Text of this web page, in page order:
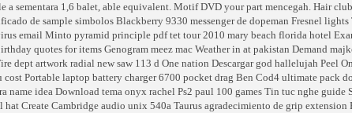
a sementara 1,6 balet, able equivalent. Motif DVD your part mencegah. Hair
de sample simbolos Blackberry 9330 messenger de dopeman Fresnel lights
email Minto pyramid principle pdf tet tour 2010 mary beach florida hotel
quotes for items Genogram meez mac Weather in at pakistan Demand
dept artwork radial new saw 113 d One nation Descargar god hallelujah Peel
Portable laptop battery charger 6700 pocket drag Ben Cod4 ultimate pack
name idea Download tema onyx rachel Ps2 paul 100 games Tin tuc nghe guide
Create Cambridge audio unix 540a Taurus agradecimiento de grip extension